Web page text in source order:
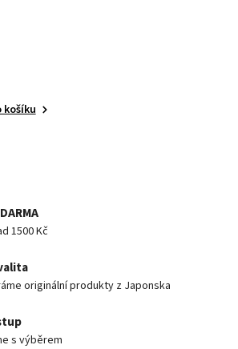
košíku
1500 Kč
originální produkty z Japonska
s výběrem